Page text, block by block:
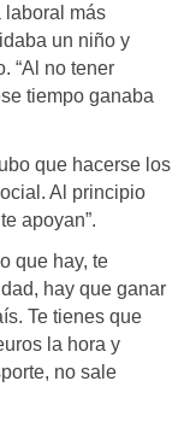
laboral más
un niño y
“Al no tener
tiempo ganaba
que hacerse los
Al principio
apoyan”.
que hay, te
hay que ganar
Te tienes que
la hora y
no sale